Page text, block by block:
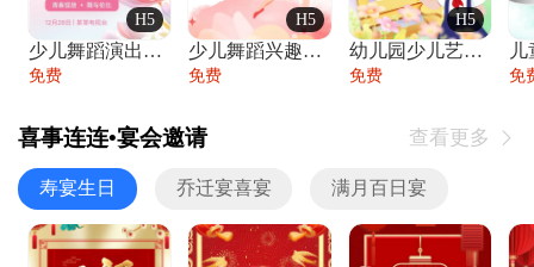
H5
少儿舞蹈演出舞蹈比赛跳舞大赛文艺汇演活动
免费
H5
少儿舞蹈兴趣班艺术培训学校招生宣传
免费
H5
幼儿园少儿艺术展览绘画展摄影作品展美术展
免费 免
喜事连连•宴会邀请 查看更多 
寿宴生日 乔迁宴喜宴 满月百日宴